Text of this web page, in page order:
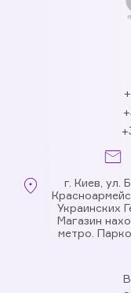
г. Киев, ул.
Украинских
Магазин
метро.